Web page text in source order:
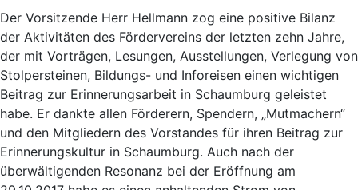
Der Vorsitzende Herr Hellmann zog eine positive Bilanz
der Aktivitäten des Fördervereins der letzten zehn Jahre,
der mit Vorträgen, Lesungen, Ausstellungen, Verlegung von
Stolpersteinen, Bildungs- und Inforeisen einen wichtigen
Beitrag zur Erinnerungsarbeit in Schaumburg geleistet
habe. Er dankte allen Förderern, Spendern, „Mutmachern“
und den Mitgliedern des Vorstandes für ihren Beitrag zur
Erinnerungskultur in Schaumburg. Auch nach der
überwältigenden Resonanz bei der Eröffnung am